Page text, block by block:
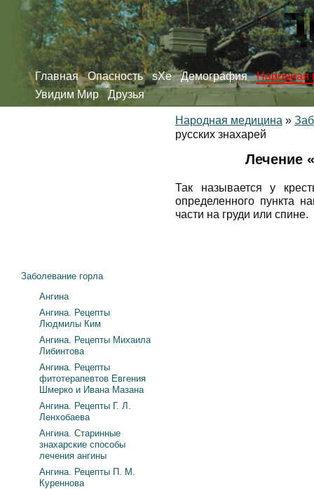
Главная Опасность sXe Демография
Народная
Увидим Мир
Друзья
Народная медицина »
русских знахарей
Лечение
Так называется у
определенного пункта
части на груди или спине.
Заболевание горла
Ангина
Ангина. Рецепты
Людмилы Ким
Ангина. Рецепты Михаила
Либинтова
Ангина. Рецепты
фитотерапевтов Евгения
Шмерко и Ивана Мазана
Ангина. Рецепты Г. Л.
Ленхобаева
Ангина. Старинные
знахарские способы
лечения ангины
Ангина. Рецепты П. М.
Куреннова